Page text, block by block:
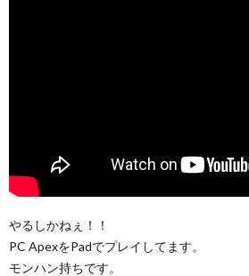
やるしかねぇ！！
PC ApexをPadでプレイしてます。
モンハン持ちです。